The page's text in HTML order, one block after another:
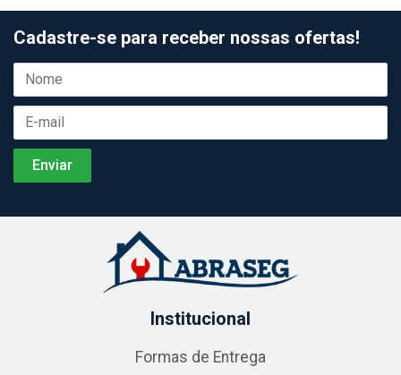
Cadastre-se para receber nossas ofertas!
Institucional
Formas de Entrega